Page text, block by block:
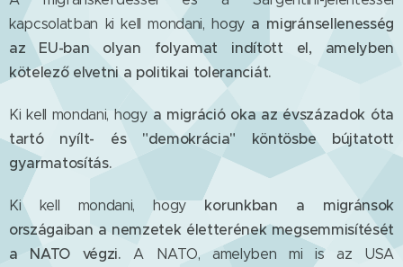
kapcsolatban ki kell mondani, hogy a migránsellenesség
az EU-ban olyan folyamat indított el, amelyben
kötelező elvetni a politikai toleranciát.
Ki kell mondani, hogy a migráció oka az évszázadok óta
tartó nyílt- és "demokrácia" köntösbe bújtatott
gyarmatosítás.
Ki kell mondani, hogykorunkban a migránsok
országaiban a nemzetek életterének megsemmisítését
a NATO végzi. A NATO, amelyben mi is az USA